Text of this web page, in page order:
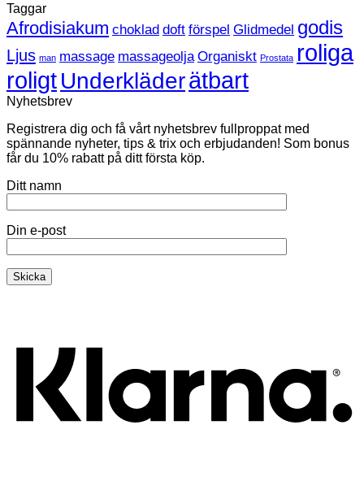
Heta
sextips!
Taggar
Afrodisiakum choklad doft förspel Glidmedel godis
Ljus man massage massageolja Organiskt Prostata roliga
roligtUnderkläderätbart
Nyhetsbrev
Registrera dig och få vårt nyhetsbrev fullproppat med
spännande nyheter, tips & trix och erbjudanden! Som bonus
får du 10% rabatt på ditt första köp.
Ditt namn
Din e-post